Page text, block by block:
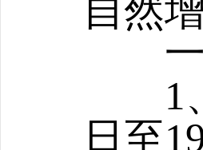
自然
一
1、
日至